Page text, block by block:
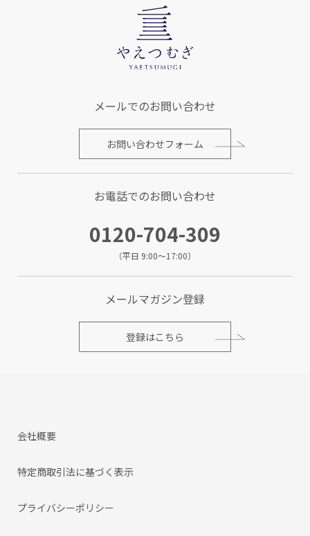
メールでのお問い合わせ
お問い合わせフォーム
お電話でのお問い合わせ
0120-704-309
（平日 9:00～17:00）
メールマガジン登録
登録はこちら
会社概要
特定商取引法に基づく表示
プライバシーポリシー